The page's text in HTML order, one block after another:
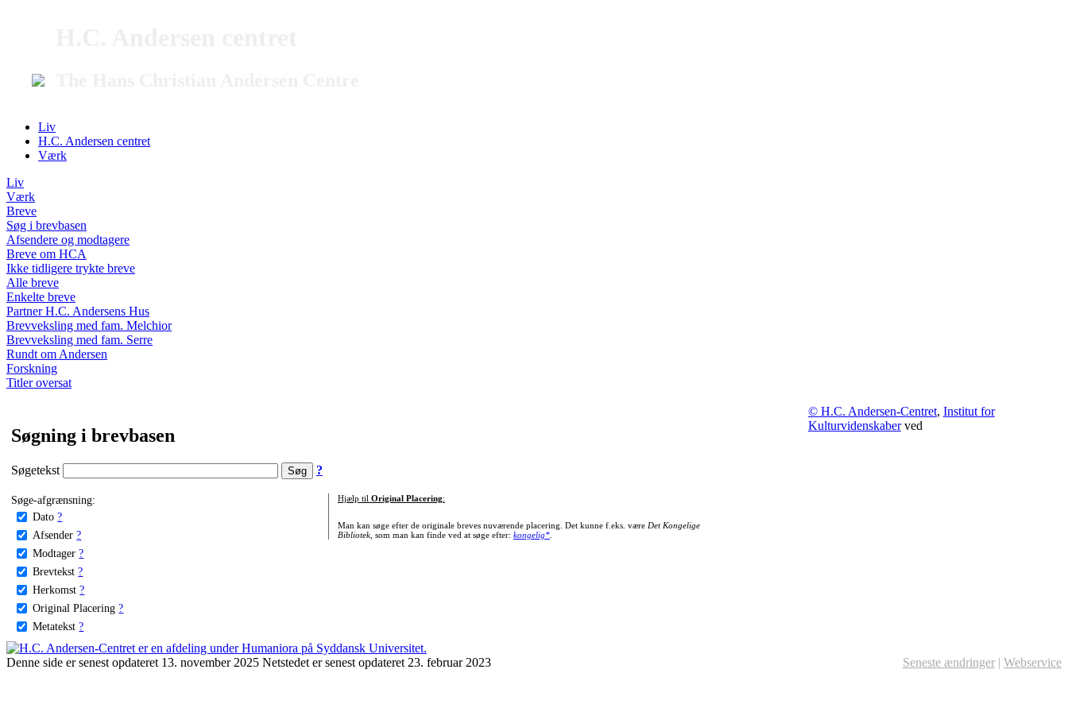
Liv
H.C. Andersen centret
Værk
Liv
Værk
Breve
Søg i brevbasen
Afsendere og modtagere
Breve om HCA
Ikke tidligere trykte breve
Alle breve
Enkelte breve
Partner H.C. Andersens Hus
Brevveksling med fam. Melchior
Brevveksling med fam. Serre
Rundt om Andersen
Forskning
Titler oversat
Søgning i brevbasen
Søgetekst ?
Søge-afgrænsning:
Dato ?
Afsender ?
Modtager ?
Brevtekst ?
Herkomst ?
Original Placering ?
Metatekst ?
Hjælp til Original Placering:
Man kan søge efter de originale breves nuværende placering. Det kunne f.eks. være Det Kongelige
Bibliotek, som man kan finde ved at søge efter: kongelig*.
© H.C. Andersen-Centret, Institut for
Kulturvidenskaberved
Denne side er senest opdateret 13. november 2025 Netstedet er senest opdateret 23. februar 2023 Seneste ændringer | Webservice